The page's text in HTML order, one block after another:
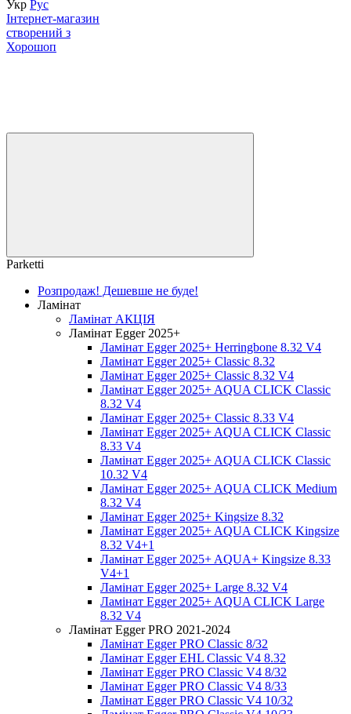
Укр Рус
Інтернет-магазин
створений з
Хорошоп
Parketti
Розпродаж! Дешевше не буде!
Ламінат
Ламінат АКЦІЯ
Ламінат Egger 2025+
Ламінат Egger 2025+ Herringbone 8.32 V4
Ламінат Egger 2025+ Classic 8.32
Ламінат Egger 2025+ Classic 8.32 V4
Ламінат Egger 2025+ AQUA CLICK Classic
8.32 V4
Ламінат Egger 2025+ Classic 8.33 V4
Ламінат Egger 2025+ AQUA CLICK Classic
8.33 V4
Ламінат Egger 2025+ AQUA CLICK Classic
10.32 V4
Ламінат Egger 2025+ AQUA CLICK Medium
8.32 V4
Ламінат Egger 2025+ Kingsize 8.32
Ламінат Egger 2025+ AQUA CLICK Kingsize
8.32 V4+1
Ламінат Egger 2025+ AQUA+ Kingsize 8.33
V4+1
Ламінат Egger 2025+ Large 8.32 V4
Ламінат Egger 2025+ AQUA CLICK Large
8.32 V4
Ламінат Egger PRO 2021-2024
Ламінат Egger PRO Classic 8/32
Ламінат Egger EHL Classic V4 8.32
Ламінат Egger PRO Classic V4 8/32
Ламінат Egger PRO Classic V4 8/33
Ламінат Egger PRO Classic V4 10/32